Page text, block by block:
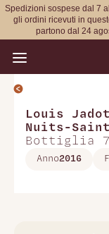
Spedizioni sospese dal 7
gli ordini ricevuti in
partono dal 24
Louis Jadot
Nuits-
Bottiglia
Anno2016